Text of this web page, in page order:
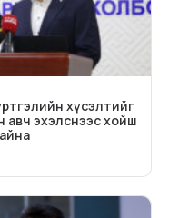
хүсэлтийг
авч эхэлснээс хойш